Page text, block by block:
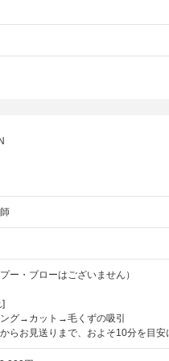
ー・ブローはございません）
グ→カット→毛くずの吸引
らお見送りまで、およそ10分を目安